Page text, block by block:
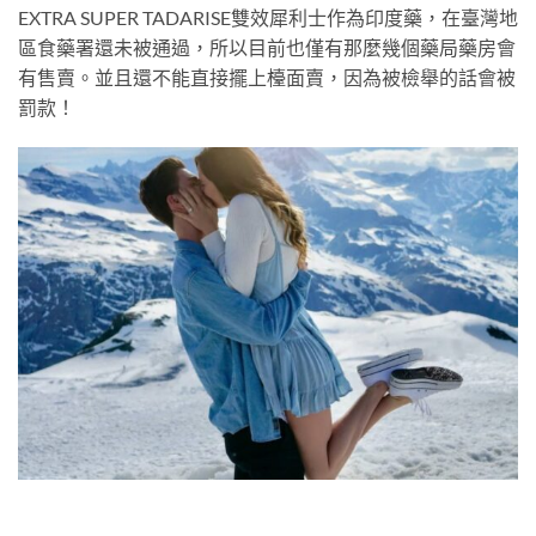
EXTRA SUPER TADARISE雙效犀利士作為印度藥，在臺灣地
區食藥署還未被通過，所以目前也僅有那麼幾個藥局藥房會
有售賣。並且還不能直接擺上檯面賣，因為被檢舉的話會被
罰款！